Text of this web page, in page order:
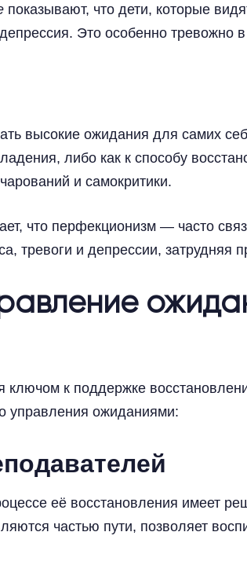
показывают, что дети, которые
Это особенно тревожно
высокие ожидания для самих
либо как к способу
и самокритики.
что перфекционизм — часто
тревоги и депрессии, затрудняя
к поддержке
управления ожиданиями:
её восстановления имеет
частью пути, позволяет